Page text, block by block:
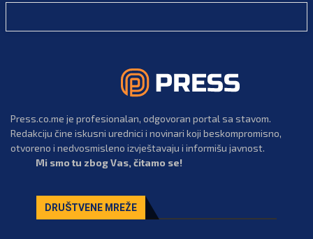
Press.co.me je profesionalan, odgovoran portal sa stavom.
Redakciju čine iskusni urednici i novinari koji beskompromisno,
otvoreno i nedvosmisleno izvještavaju i informišu javnost.
Mi smo tu zbog Vas, čitamo se!
DRUŠTVENE MREŽE